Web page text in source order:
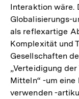
Interaktion wäre.
Globalisierungs-
als reflexartige
Komplexität und
Gesellschaften
„Verteidigung
Mitteln“ -um eine
verwenden -